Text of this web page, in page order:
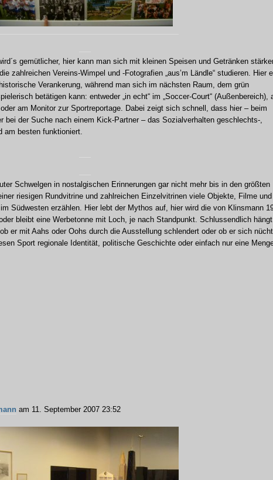
gemütlicher, hier kann man sich mit kleinen Speisen und Getränken
zahlreichen Vereins-Wimpel und -Fotografien „aus’m Ländle“ studieren. Hier
Verankerung, während man sich im nächsten Raum, dem grün
betätigen kann: entweder „in echt“ im „Soccer-Court“ (Außenbereich),
am Monitor zur Sportreportage. Dabei zeigt sich schnell, dass hier – beim
bei der Suche nach einem Kick-Partner – das Sozialverhalten geschlechts-,
am besten funktioniert.
Schwelgen in nostalgischen Erinnerungen gar nicht mehr bis in den größten
riesigen Rundvitrine und zahlreichen Einzelvitrinen viele Objekte, Filme
Südwesten erzählen. Hier lebt der Mythos auf, hier wird die von Klinsmann
bleibt eine Werbetonne mit Loch, je nach Standpunkt. Schlussendlich
er mit Aahs oder Oohs durch die Ausstellung schlendert oder ob er sich
Sport regionale Identität, politische Geschichte oder einfach nur eine
am 11. September 2007 23:52